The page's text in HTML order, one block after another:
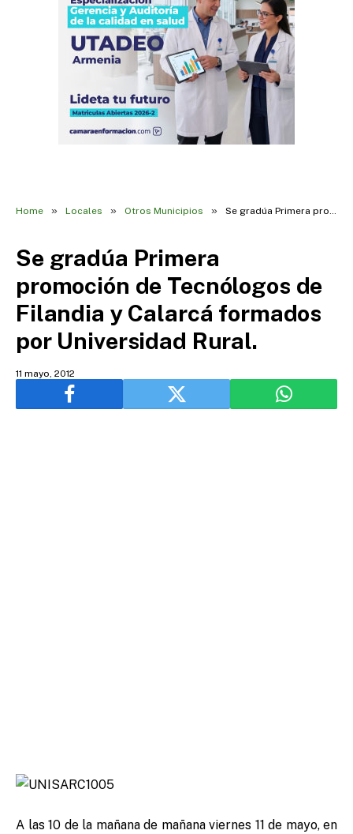
Home » Locales » Otros Municipios » Se gradúa Primera promoción de Tecnólogos de Filandia y Calarcá formados por Universidad Rural.
Se gradúa Primera
promoción de Tecnólogos de
Filandia y Calarcá formados
por Universidad Rural.
11 mayo, 2012
A las 10 de la mañana de mañana viernes 11 de mayo, en